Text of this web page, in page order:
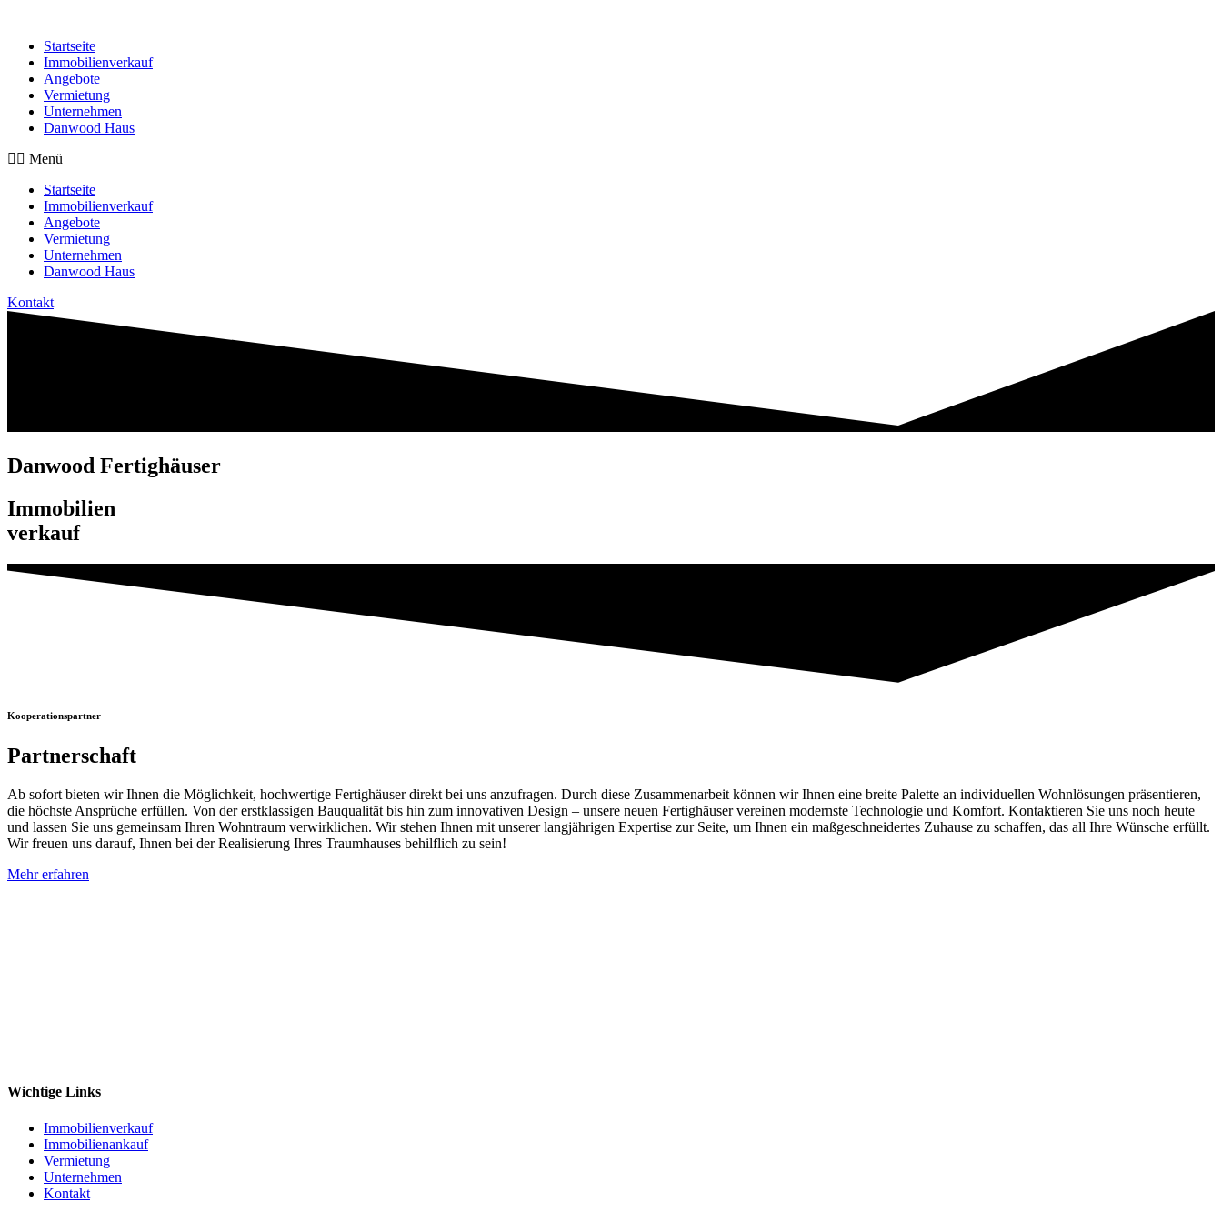
Startseite
Immobilienverkauf
Angebote
Vermietung
Unternehmen
Danwood Haus
Menü
Startseite
Immobilienverkauf
Angebote
Vermietung
Unternehmen
Danwood Haus
Kontakt
Danwood Fertighäuser
Immobilien
verkauf
Kooperationspartner
Partnerschaft
Ab sofort bieten wir Ihnen die Möglichkeit, hochwertige Fertighäuser direkt bei uns anzufragen. Durch diese Zusammenarbeit können wir Ihnen eine breite Palette an individuellen Wohnlösungen präsentieren,
die höchste Ansprüche erfüllen. Von der erstklassigen Bauqualität bis hin zum innovativen Design – unsere neuen Fertighäuser vereinen modernste Technologie und Komfort. Kontaktieren Sie uns noch heute
und lassen Sie uns gemeinsam Ihren Wohntraum verwirklichen. Wir stehen Ihnen mit unserer langjährigen Expertise zur Seite, um Ihnen ein maßgeschneidertes Zuhause zu schaffen, das all Ihre Wünsche erfüllt.
Wir freuen uns darauf, Ihnen bei der Realisierung Ihres Traumhauses behilflich zu sein!
Mehr erfahren
Wichtige Links
Immobilienverkauf
Immobilienankauf
Vermietung
Unternehmen
Kontakt